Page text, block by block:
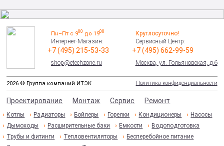
Пн–Пт с 900 до 1900
Интернет-Магазин:
+7 (495) 215-53-33
shop@etechzone.ru
Круглосуточно!
Сервисный Центр:
+7 (495) 662-99-59
Москва, ул. Гольяновская, д.6
2026 © Группа компаний ИТЭК Политика конфиденциальности
Проектирование Монтаж Сервис Ремонт
Котлы Радиаторы Бойлеры Горелки Кондиционеры
Насосы
Дымоходы
Расширительные баки Емкости
Водоподготовка
Трубы и фитинги
Тепловентиляторы
Бесперебойное питание